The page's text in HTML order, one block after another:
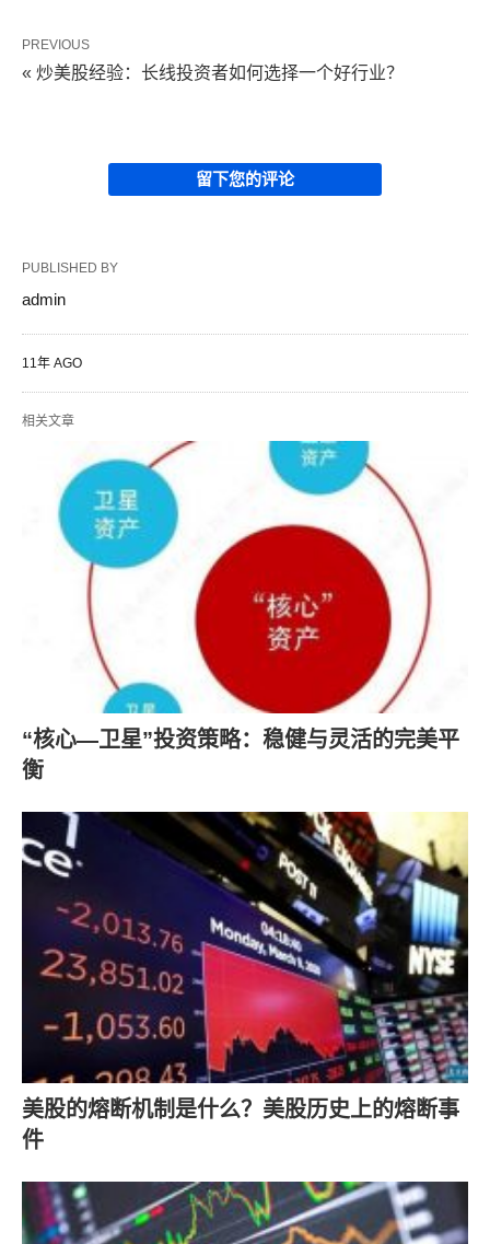
PREVIOUS
« 炒美股经验：长线投资者如何选择一个好行业？
留下您的评论
PUBLISHED BY
admin
11年 AGO
相关文章
“核心—卫星”投资策略：稳健与灵活的完美平
衡
美股的熔断机制是什么？美股历史上的熔断事
件